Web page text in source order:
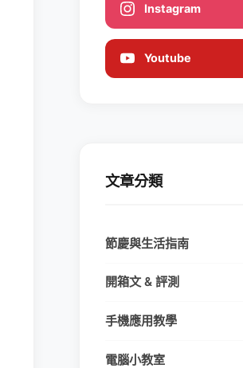
Instagram
Youtube
文章分類
節慶與生活指南
開箱文 & 評測
手機應用教學
電腦小教室